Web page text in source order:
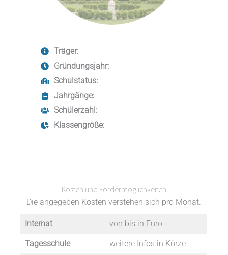
Träger:
Gründungsjahr:
Schulstatus:
Jahrgänge:
Schülerzahl:
Klassengröße:
Kosten und Fördermöglichkeiten
Die angegeben Kosten verstehen sich pro Monat.
Internat von bis in Euro
Tagesschule weitere Infos in Kürze